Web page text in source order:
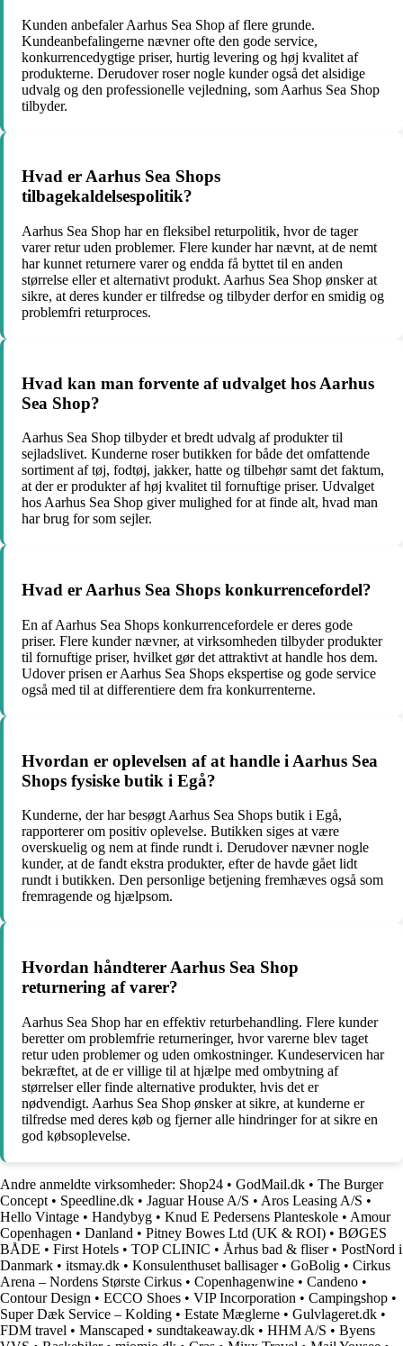
Kunden anbefaler Aarhus Sea Shop af flere grunde.
Kundeanbefalingerne nævner ofte den gode service,
konkurrencedygtige priser, hurtig levering og høj kvalitet af
produkterne. Derudover roser nogle kunder også det alsidige
udvalg og den professionelle vejledning, som Aarhus Sea Shop
tilbyder.
Hvad er Aarhus Sea Shops
tilbagekaldelsespolitik?
Aarhus Sea Shop har en fleksibel returpolitik, hvor de tager
varer retur uden problemer. Flere kunder har nævnt, at de nemt
har kunnet returnere varer og endda få byttet til en anden
størrelse eller et alternativt produkt. Aarhus Sea Shop ønsker at
sikre, at deres kunder er tilfredse og tilbyder derfor en smidig og
problemfri returproces.
Hvad kan man forvente af udvalget hos Aarhus
Sea Shop?
Aarhus Sea Shop tilbyder et bredt udvalg af produkter til
sejladslivet. Kunderne roser butikken for både det omfattende
sortiment af tøj, fodtøj, jakker, hatte og tilbehør samt det faktum,
at der er produkter af høj kvalitet til fornuftige priser. Udvalget
hos Aarhus Sea Shop giver mulighed for at finde alt, hvad man
har brug for som sejler.
Hvad er Aarhus Sea Shops konkurrencefordel?
En af Aarhus Sea Shops konkurrencefordele er deres gode
priser. Flere kunder nævner, at virksomheden tilbyder produkter
til fornuftige priser, hvilket gør det attraktivt at handle hos dem.
Udover prisen er Aarhus Sea Shops ekspertise og gode service
også med til at differentiere dem fra konkurrenterne.
Hvordan er oplevelsen af at handle i Aarhus Sea
Shops fysiske butik i Egå?
Kunderne, der har besøgt Aarhus Sea Shops butik i Egå,
rapporterer om positiv oplevelse. Butikken siges at være
overskuelig og nem at finde rundt i. Derudover nævner nogle
kunder, at de fandt ekstra produkter, efter de havde gået lidt
rundt i butikken. Den personlige betjening fremhæves også som
fremragende og hjælpsom.
Hvordan håndterer Aarhus Sea Shop
returnering af varer?
Aarhus Sea Shop har en effektiv returbehandling. Flere kunder
beretter om problemfrie returneringer, hvor varerne blev taget
retur uden problemer og uden omkostninger. Kundeservicen har
bekræftet, at de er villige til at hjælpe med ombytning af
størrelser eller finde alternative produkter, hvis det er
nødvendigt. Aarhus Sea Shop ønsker at sikre, at kunderne er
tilfredse med deres køb og fjerner alle hindringer for at sikre en
god købsoplevelse.
Andre anmeldte virksomheder: Shop24 • GodMail.dk • The Burger
Concept • Speedline.dk • Jaguar House A/S • Aros Leasing A/S •
Hello Vintage • Handybyg • Knud E Pedersens Planteskole • Amour
Copenhagen • Danland • Pitney Bowes Ltd (UK & ROI) • BØGES
BÅDE • First Hotels • TOP CLINIC • Århus bad & fliser• PostNord i
Danmark • itsmay.dk • Konsulenthuset ballisager• GoBolig • Cirkus
Arena – Nordens Største Cirkus • Copenhagenwine • Candeno •
Contour Design • ECCO Shoes • VIP Incorporation • Campingshop •
Super Dæk Service – Kolding • Estate Mæglerne • Gulvlageret.dk •
FDM travel • Manscaped • sundtakeaway.dk • HHM A/S • Byens